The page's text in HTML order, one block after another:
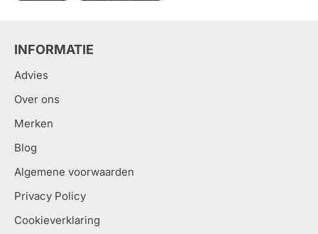
INFORMATIE
Advies
Over ons
Merken
Blog
Algemene voorwaarden
Privacy Policy
Cookieverklaring